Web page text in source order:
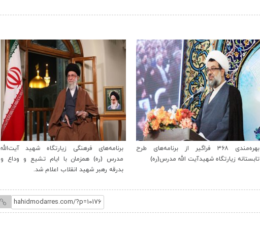
بهره‌مندی ۳۶۸ فراگیر از برنامه‌های طرح
تابستانه زیارتگاه شهیدآیت الله مدرس(ره)
برنامه‌های فرهنگی زیارتگاه شهید آیت‌الله
مدرس (ره) همزمان با ایام تشیع و وداع و
بدرقه رهبر شهید انقلاب اعلام شد.